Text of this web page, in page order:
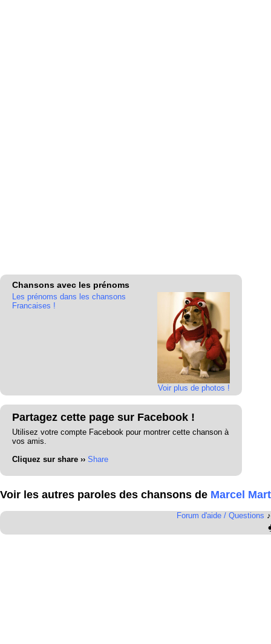
Chansons avec les prénoms
Voir plus de photos !
Les prénoms dans les chansons
Francaises !
Partagez cette page sur Facebook !
Utilisez votre compte Facebook pour montrer cette chanson à
vos amis.
Cliquez sur share ›› Share
Voir les autres paroles des chansons de Marcel
Forum d'aide / Questions